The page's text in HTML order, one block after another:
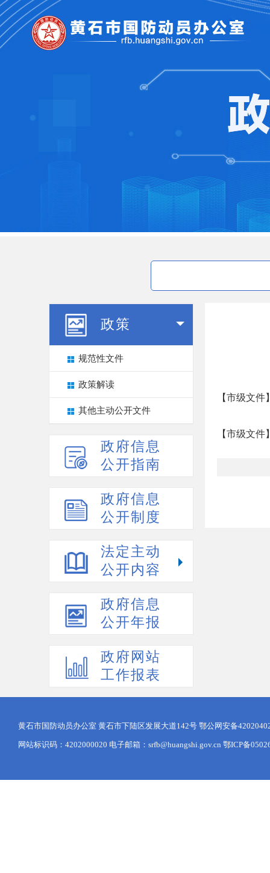
政策
规范性文件
政策解读
其他主动公开文件
政府信息
公开指南
政府信息
公开制度
法定主动
公开内容
政府信息
公开年报
政府网站
工作报表
【市级文
【市级文
黄石市国防动员办公室 黄石市下陆区发展大道142号 鄂公网安备
网站标识码：4202000020 电子邮箱：srfb@huangshi.gov.cn 鄂ICP备